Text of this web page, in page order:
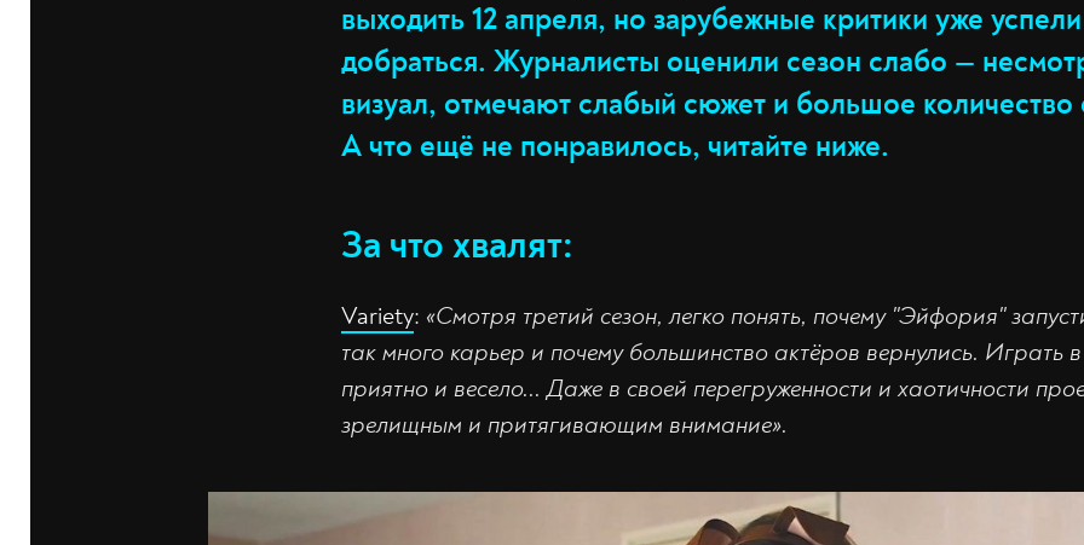
выходить 12 апреля, но зарубежные критики уже
добраться. Журналисты оценили сезон слабо —
визуал, отмечают слабый сюжет и большое
А что ещё не понравилось, читайте ниже.
За что хвалят:
Variety: «Смотря третий сезон, легко понять, почему "Эйфория"
так много карьер и почему большинство актёров вернулись. Играть
приятно и весело... Даже в своей перегруженности и хаотичности
зрелищным и притягивающим внимание».